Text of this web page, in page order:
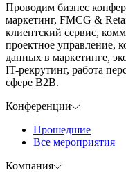
Проводим бизнес
маркетинг, FMCG &
клиентский сервис,
проектное управление,
данных в маркетинге,
IT-рекрутинг, работа
сфере B2B.
Конференции
Прошедшие
Все мероприятия
Компания